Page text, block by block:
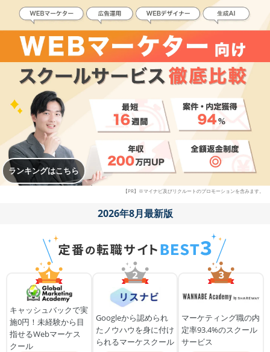
ランキングはこちら
【PR】※マイナビ及びリクルートのプロモーションを含みます。
2026年8月最新版
キャッシュバックで実
施0円！未経験から目
指せるWebマーケス
クール
Googleから認められ
たノウハウを身に付け
られるマーケスクール
マーケティング職の内
定率93.4%のスクール
サービス